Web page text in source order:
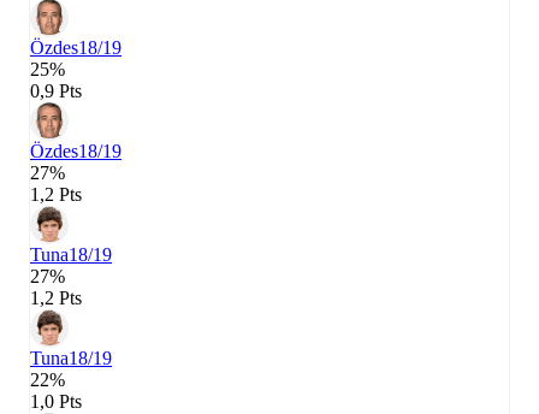
Özdes18/19
25%
0,9 Pts
Özdes18/19
27%
1,2 Pts
Tuna18/19
27%
1,2 Pts
Tuna18/19
22%
1,0 Pts